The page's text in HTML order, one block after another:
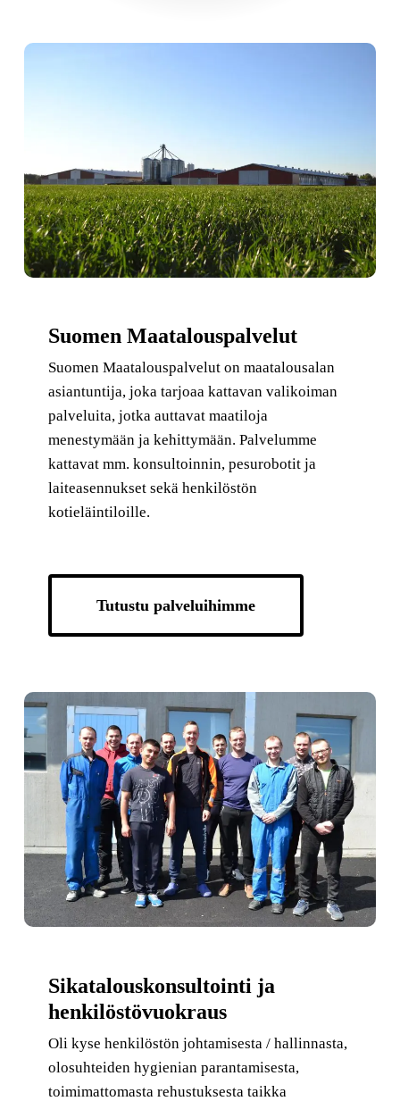
Suomen Maatalouspalvelut
Suomen Maatalouspalvelut on maatalousalan
asiantuntija, joka tarjoaa kattavan valikoiman
palveluita, jotka auttavat maatiloja
menestymään ja kehittymään. Palvelumme
kattavat mm. konsultoinnin, pesurobotit ja
laiteasennukset sekä henkilöstön
kotieläintiloille.
Tutustu palveluihimme
Sikatalous­konsultointi ja
henkilöstövuokraus
Oli kyse henkilöstön johtamisesta / hallinnasta,
olosuhteiden hygienian parantamisesta,
toimimattomasta rehustuksesta taikka